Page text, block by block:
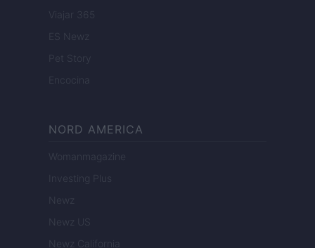
Viajar 365
ES Newz
Pet Story
Encocina
NORD AMERICA
Womanmagazine
Investing Plus
Newz
Newz US
Newz California